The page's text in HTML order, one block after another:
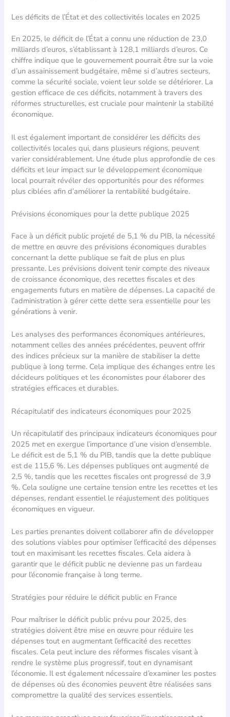
Les déficits de l’État et des collectivités locales en 2025
En 2025, le déficit de l’État a connu une réduction de 23,0
milliards d’euros, s’établissant à 128,1 milliards d’euros. Ce
chiffre indique que le gouvernement pourrait être sur la voie
d’un assainissement budgétaire, même si d’autres secteurs,
comme la sécurité sociale, voient leur solde se détériorer. La
gestion efficace de ces déficits, notamment à travers des
réformes structurelles, est cruciale pour maintenir la stabilité
économique.
Il est également important de considérer les déficits des
collectivités locales qui, dans plusieurs régions, peuvent
varier considérablement. Une étude plus approfondie de ces
déficits et leur impact sur le développement économique
local pourrait révéler des opportunités pour des réformes
plus ciblées afin d’améliorer la rentabilité budgétaire.
Prévisions économiques pour la dette publique 2025
Face à un déficit public projeté de 5,1 % du PIB, la nécessité
de mettre en œuvre des prévisions économiques durables
concernant la dette publique se fait de plus en plus
pressante. Les prévisions doivent tenir compte des niveaux
de croissance économique, des recettes fiscales et des
engagements futurs en matière de dépenses. La capacité de
l’administration à gérer cette dette sera essentielle pour les
générations à venir.
Les analyses des performances économiques antérieures,
notamment celles des années précédentes, peuvent offrir
des indices précieux sur la manière de stabiliser la dette
publique à long terme. Cela implique des échanges entre les
décideurs politiques et les économistes pour élaborer des
stratégies efficaces et durables.
Récapitulatif des indicateurs économiques pour 2025
Un récapitulatif des principaux indicateurs économiques pour
2025 met en exergue l’importance d’une vision d’ensemble.
Le déficit est de 5,1 % du PIB, tandis que la dette publique
est de 115,6 %. Les dépenses publiques ont augmenté de
2,5 %, tandis que les recettes fiscales ont progressé de 3,9
%. Cela souligne une certaine tension entre les recettes et les
dépenses, rendant essentiel le réajustement des politiques
économiques en vigueur.
Les parties prenantes doivent collaborer afin de développer
des solutions viables pour optimiser l’efficacité des dépenses
tout en maximisant les recettes fiscales. Cela aidera à
garantir que le déficit public ne devienne pas un fardeau
pour l’économie française à long terme.
Stratégies pour réduire le déficit public en France
Pour maîtriser le déficit public prévu pour 2025, des
stratégies doivent être mise en œuvre pour réduire les
dépenses tout en augmentant l’efficacité des recettes
fiscales. Cela peut inclure des réformes fiscales visant à
rendre le système plus progressif, tout en dynamisant
l’économie. Il est également nécessaire d’examiner les postes
de dépenses où des économies peuvent être réalisées sans
compromettre la qualité des services essentiels.